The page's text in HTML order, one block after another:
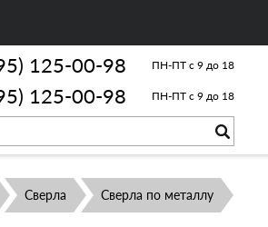
125-00-98 ПН-ПТ с 9 до 18
125-00-98 ПН-ПТ с 9 до 18
Сверла Сверла по металлу